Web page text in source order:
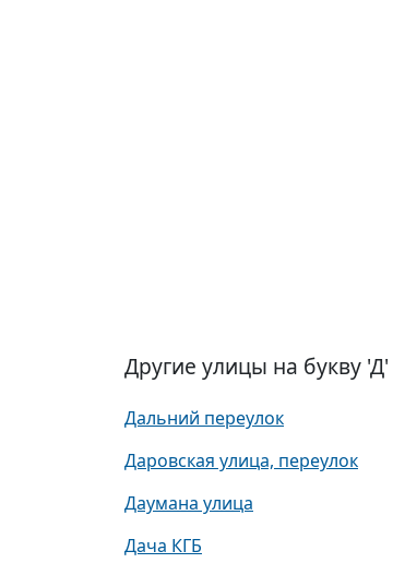
Другие улицы на букву 'Д'
Дальний переулок
Даровская улица, переулок
Даумана улица
Дача КГБ